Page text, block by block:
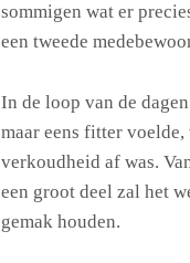
sommigen wat er
een tweede
In de loop van de
maar eens fitter
verkoudheid af was.
een groot deel zal het
gemak houden.